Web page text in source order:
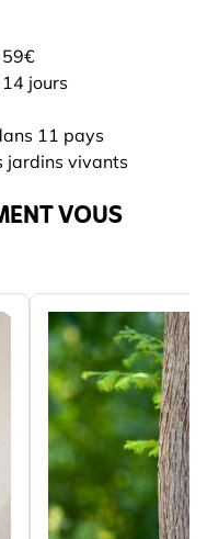
jours
11 pays
jardins vivants
VOUS